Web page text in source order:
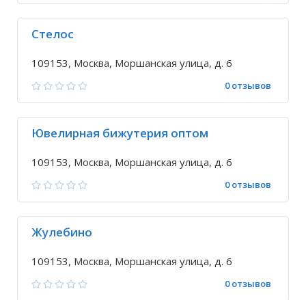
Стелос
109153, Москва, Моршанская улица, д. 6
0 отзывов
Ювелирная бижутерия оптом
109153, Москва, Моршанская улица, д. 6
0 отзывов
Жулебино
109153, Москва, Моршанская улица, д. 6
0 отзывов